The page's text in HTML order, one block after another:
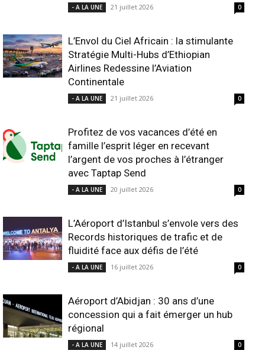
- A LA UNE 21 juillet 2026 0
L’Envol du Ciel Africain : la stimulante
Stratégie Multi-Hubs d’Ethiopian
Airlines Redessine l’Aviation
Continentale
- A LA UNE 21 juillet 2026 0
Profitez de vos vacances d’été en
famille l’esprit léger en recevant
l’argent de vos proches à l’étranger
avec Taptap Send
- A LA UNE 20 juillet 2026 0
L’Aéroport d’Istanbul s’envole vers des
Records historiques de trafic et de
fluidité face aux défis de l’été
- A LA UNE 16 juillet 2026 0
Aéroport d’Abidjan : 30 ans d’une
concession qui a fait émerger un hub
régional
- A LA UNE 14 juillet 2026 0